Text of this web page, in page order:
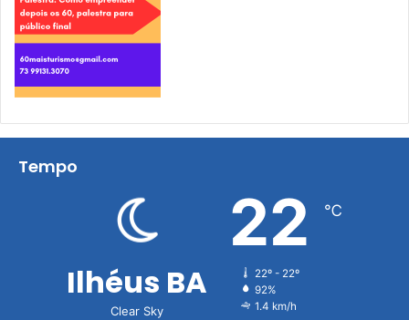
Tempo
Ilhéus BA
Clear Sky
22 ℃
22º - 22º
92%
1.4 km/h